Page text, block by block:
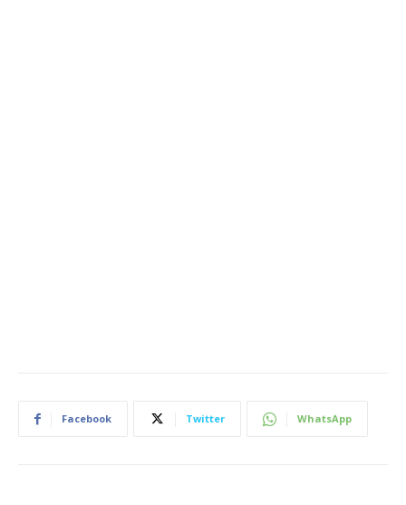
Facebook Twitter WhatsApp